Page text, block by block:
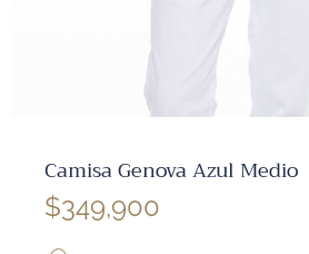
Camisa Genova Azul Medio
$349,900